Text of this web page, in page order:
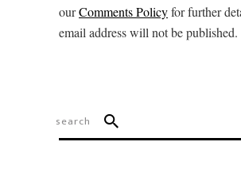
ourComments Policyfor further
email address will not be published.